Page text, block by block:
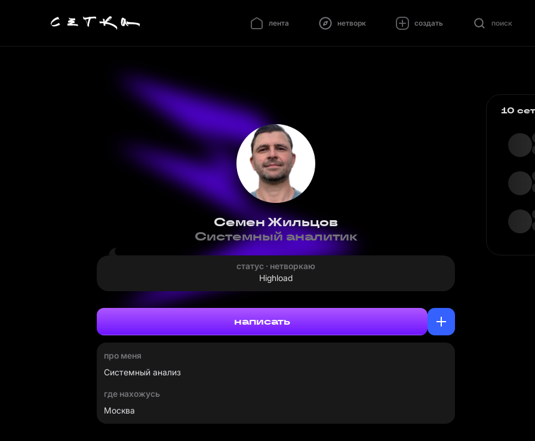
лента нетворк создать поиск
Семен Жильцов
Системный аналитик
статус · нетворкаю
Highload
написать
про меня
Системный анализ
где нахожусь
Москва
10